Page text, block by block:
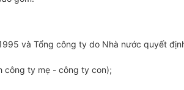
và Tổng công ty do Nhà nước quyết
công ty mẹ - công ty con);